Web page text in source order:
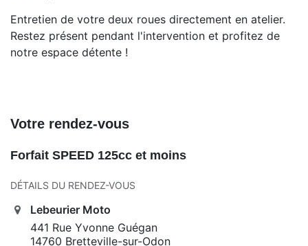
Entretien de votre deux roues directement en atelier.
Restez présent pendant l'intervention et profitez de
notre espace détente !
Votre rendez-vous
Forfait SPEED 125cc et moins
DÉTAILS DU RENDEZ-VOUS
Lebeurier Moto
441 Rue Yvonne Guégan
14760 Bretteville-sur-Odon